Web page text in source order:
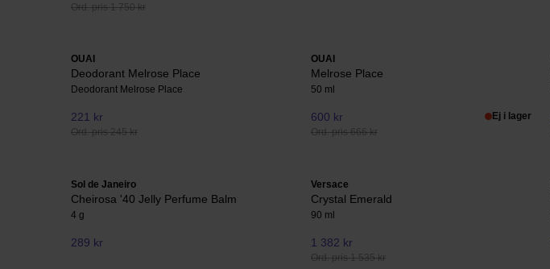
Ord. pris 1 750 kr
OUAI
Deodorant Melrose Place
Deodorant Melrose Place
221 kr
Ord. pris 245 kr
OUAI
Melrose Place
50 ml
600 kr
Ord. pris 666 kr
Ej i lager
Sol de Janeiro
Cheirosa '40 Jelly Perfume Balm
4 g
289 kr
Versace
Crystal Emerald
90 ml
1 382 kr
Ord. pris 1 535 kr